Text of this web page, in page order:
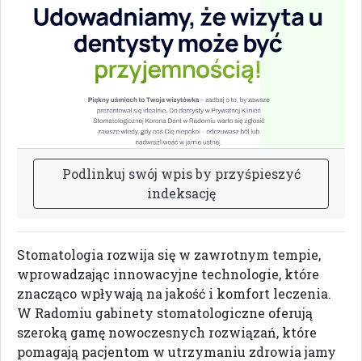
Podlinkuj swój wpisby przyśpieszyć
indeksację
Stomatologia rozwija się w zawrotnym tempie,
wprowadzając innowacyjne technologie, które
znacząco wpływają na jakość i komfort leczenia.
W Radomiu gabinety stomatologiczne oferują
szeroką gamę nowoczesnych rozwiązań, które
pomagają pacjentom w utrzymaniu zdrowia jamy